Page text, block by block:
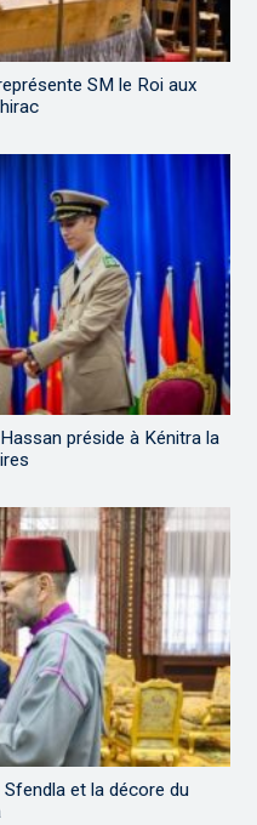
SM le Roi aux
préside à Kénitra la
et la décore du